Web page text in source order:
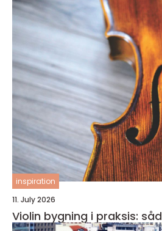
inspiration
11. July 2026
Violin bygning i praksis: